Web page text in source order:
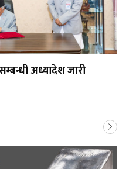
अध्यादेश जारी